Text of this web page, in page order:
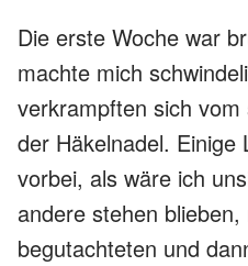
Die erste Woche war
machte mich
verkrampften sich
der Häkelnadel. Einige
vorbei, als wäre ich
andere stehen
begutachteten und